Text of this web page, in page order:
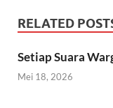
RELATED
Setiap Suara
Mei 18, 2026